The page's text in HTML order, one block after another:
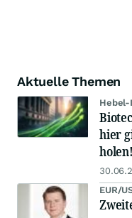
Aktuelle Themen
Hebel-
hier
holen!
EUR/